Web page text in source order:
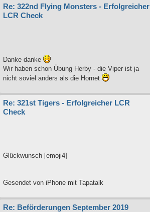
Re: 322nd Flying Monsters - Erfolgreicher
LCR Check
Danke danke
Wir haben schon Übung Herby - die Viper ist ja
nicht soviel anders als die Hornet
Re: 321st Tigers - Erfolgreicher LCR
Check
Glückwunsch [emoji4]
Gesendet von iPhone mit Tapatalk
Re: Beförderungen September 2019